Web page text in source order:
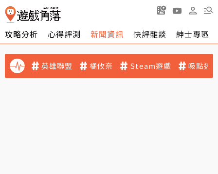
攻略分析 心得評測 新聞資訊 快評雜談 紳士專區
英雄聯盟 橘攸奈 Steam遊戲 吸點迷